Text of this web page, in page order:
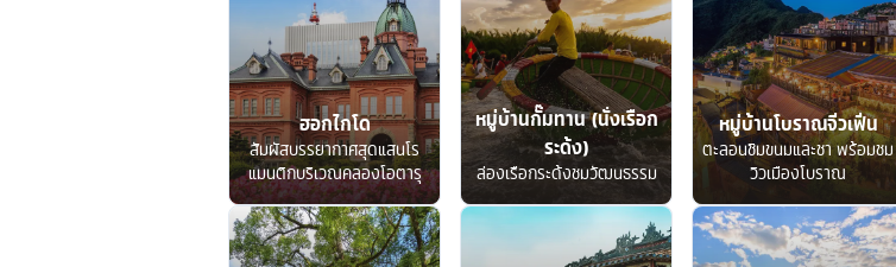
ฮอกไกโด
สัมผัสบรรยากาศสุดแสนโร
แมนติกบริเวณคลองโอตารุ
หมู่บ้านกั๊มทาน (นั่งเรือก
ระด้ง)
ล่องเรือกระด้งชมวัฒนธรรม
หมู่บ้านโบราณจิ่วเฟิ่น
ตะลอนชิมขนมและชา พร้อมชม
วิวเมืองโบราณ